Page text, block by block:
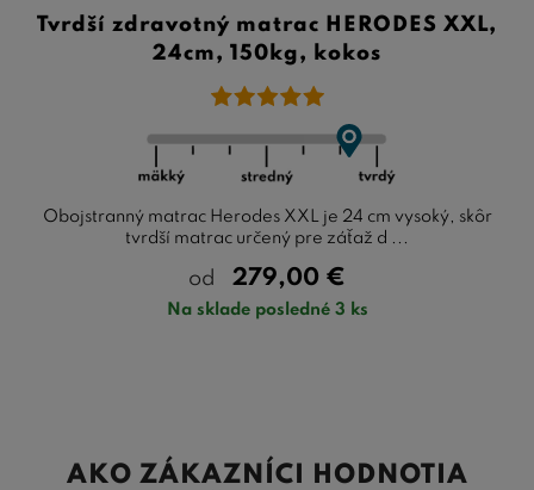
Tvrdší zdravotný matrac HERODES XXL,
24cm, 150kg, kokos
Obojstranný matrac Herodes XXL je 24 cm vysoký, skôr
tvrdší matrac určený pre záťaž d ...
od 279,00 €
Na sklade posledné 3 ks
AKO ZÁKAZNÍCI HODNOTIA